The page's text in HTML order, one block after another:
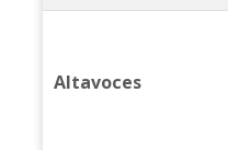
Altavoces